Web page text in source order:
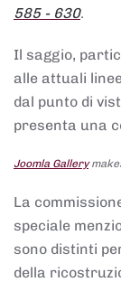
585 - 630.
Il saggio,
alle attuali
dal punto di
presenta una
Joomla Gallery
La
speciale
sono distinti
della